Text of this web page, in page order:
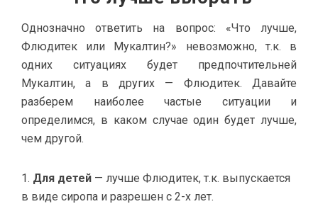
Однозначно ответить на вопрос: «Что лучше,
Флюдитек или Мукалтин?» невозможно, т.к. в
одних ситуациях будет предпочтительней
Мукалтин, а в других — Флюдитек. Давайте
разберем наиболее частые ситуации и
определимся, в каком случае один будет лучше,
чем другой.
Для детей — лучше Флюдитек, т.к. выпускается
в виде сиропа и разрешен с 2-х лет.